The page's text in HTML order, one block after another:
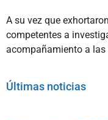
A su vez que
competentes a
acompañamiento a
Últimas noticias